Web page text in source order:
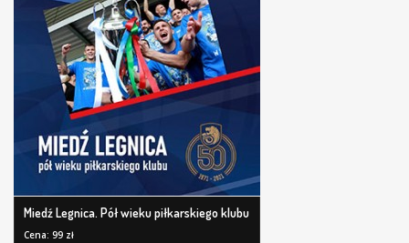
Miedź Legnica. Pół wieku piłkarskiego klubu
Cena: 99 zł